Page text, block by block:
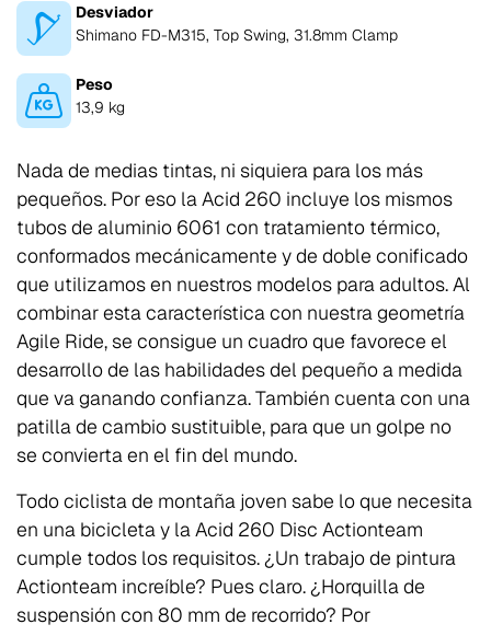
Desviador
Shimano FD-M315, Top Swing, 31.8mm Clamp
Peso
13,9 kg
Nada de medias tintas, ni siquiera para los más
pequeños. Por eso la Acid 260 incluye los mismos
tubos de aluminio 6061 con tratamiento térmico,
conformados mecánicamente y de doble conificado
que utilizamos en nuestros modelos para adultos. Al
combinar esta característica con nuestra geometría
Agile Ride, se consigue un cuadro que favorece el
desarrollo de las habilidades del pequeño a medida
que va ganando confianza. También cuenta con una
patilla de cambio sustituible, para que un golpe no
se convierta en el fin del mundo.
Todo ciclista de montaña joven sabe lo que necesita
en una bicicleta y la Acid 260 Disc Actionteam
cumple todos los requisitos. ¿Un trabajo de pintura
Actionteam increíble? Pues claro. ¿Horquilla de
suspensión con 80 mm de recorrido? Por